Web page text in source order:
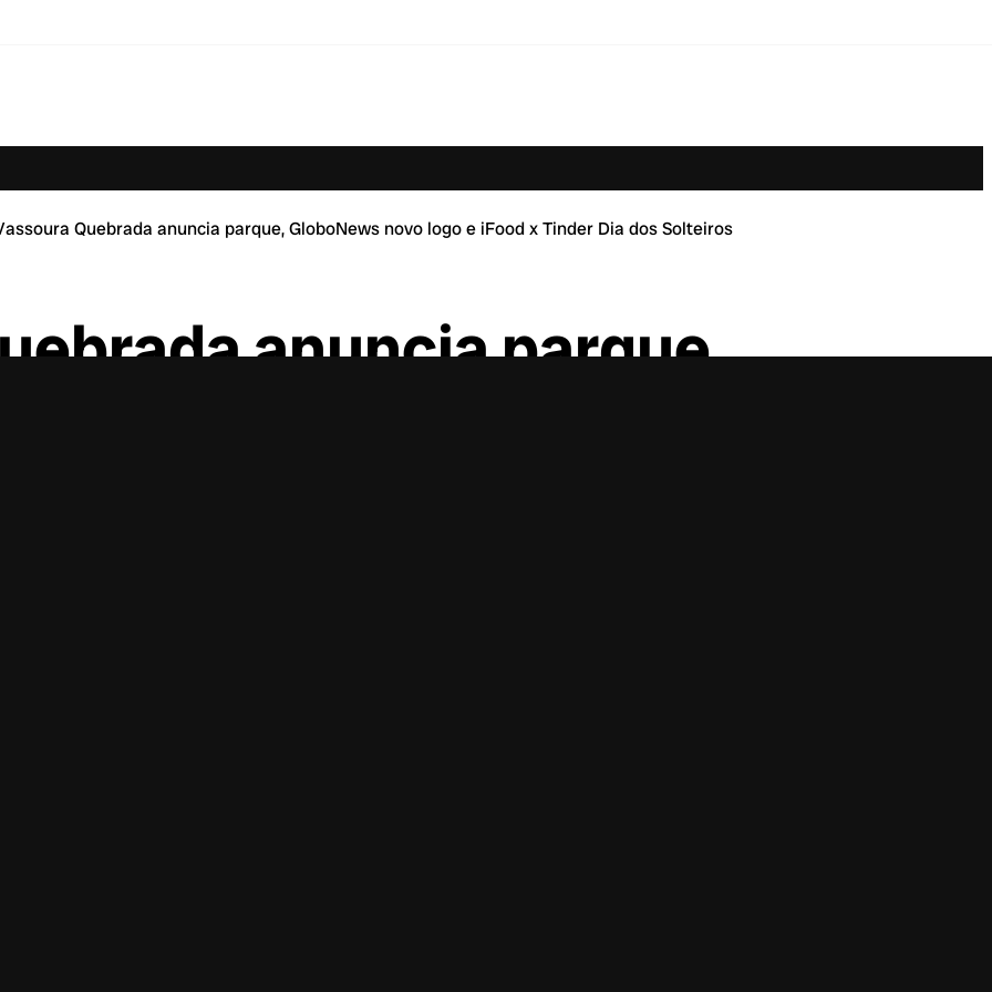
Quebrada anuncia parque, GloboNews novo logo e iFood x Tinder Dia dos Solteiros
anuncia parque,
logo e iFood x Tinder Dia